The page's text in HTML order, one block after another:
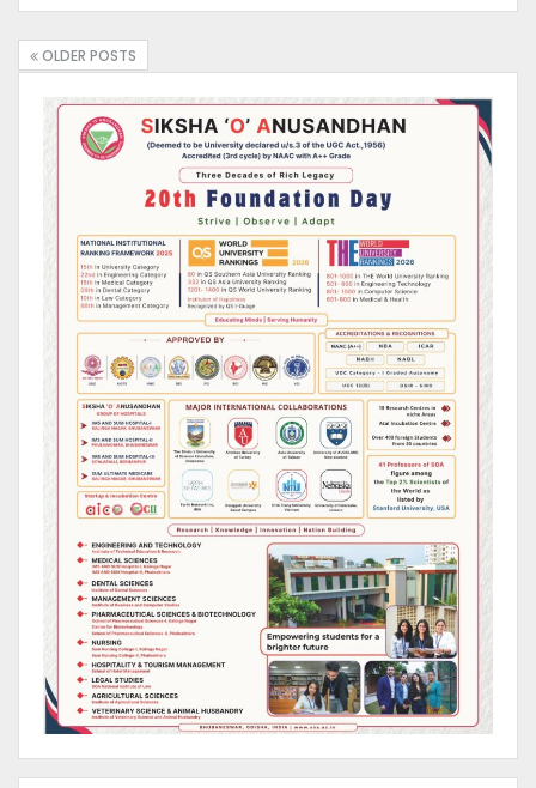
OLDER POSTS